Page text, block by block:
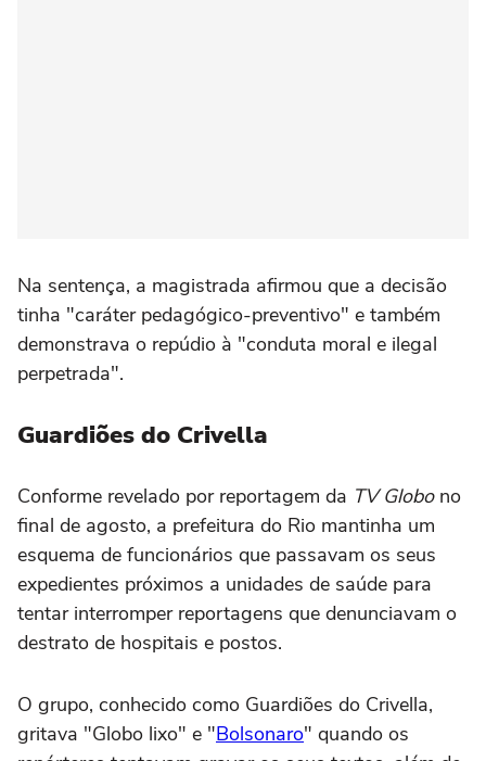
Na sentença, a magistrada afirmou que a decisão
tinha "caráter pedagógico-preventivo" e também
demonstrava o repúdio à "conduta moral e ilegal
perpetrada".
Guardiões do Crivella
Conforme revelado por reportagem da TV Globono
final de agosto, a prefeitura do Rio mantinha um
esquema de funcionários que passavam os seus
expedientes próximos a unidades de saúde para
tentar interromper reportagens que denunciavam o
destrato de hospitais e postos.
O grupo, conhecido como Guardiões do Crivella,
gritava "Globo lixo" e "Bolsonaro" quando os